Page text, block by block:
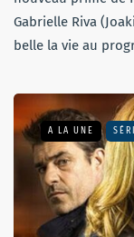
Gabrielle Riva
belle la vie au
A LA UNE